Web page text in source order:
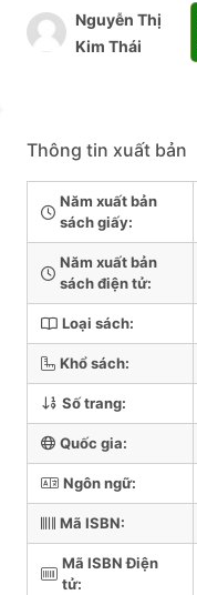
Nguyễn Thị
Kim Thái
Thông tin xuất bản
Năm xuất bản
sách giấy:
Năm xuất bản
sách điện tử:
Loại sách:
Khổ sách:
Số trang:
Quốc gia:
Ngôn ngữ:
Mã ISBN:
Mã ISBN Điện
tử: